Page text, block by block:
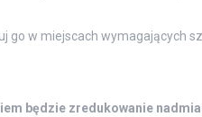
go w miejscach wymagających
będzie zredukowanie